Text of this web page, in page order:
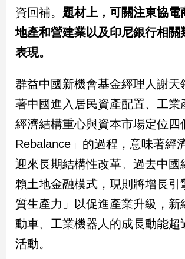
點】
資回補。 題材上，可關注東協電
地產和營建業以及印尼銀行相關
表現。
群益中國新機會基金經理人謝天
著中國進入居民資產配置、工業
經濟結構重心與資本市場定位四
Rebalance」的過程，意味著經
迎來長期結構性改革。過去中國
賴土地金融模式，現則將增長引
質生產力」以促進產業升級，新
動車、工業機器人的成長動能超
活動。